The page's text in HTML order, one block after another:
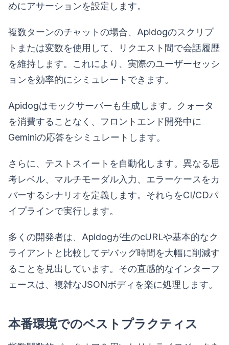
めにアサーションを設定します。
複数ターンのチャットの場合、Apidogのスクリプ
トまたは変数を使用して、リクエスト間で会話履歴
を維持します。これにより、実際のユーザーセッシ
ョンを効率的にシミュレートできます。
Apidogはモックサーバーも生成します。クォータ
を消費することなく、フロントエンド開発中に
Geminiの応答をシミュレートします。
さらに、テストスイートを自動化します。異なる思
考レベル、マルチモーダル入力、エラーケースをカ
バーするシナリオを定義します。それらをCI/CDパ
イプラインで実行します。
多くの開発者は、Apidogが生のcURLや基本的なク
ライアントと比較してデバッグ時間を大幅に削減す
ることを見出しています。その直感的なインターフ
ェースは、複雑なJSONボディを楽に処理します。
本番環境でのベストプラクティス